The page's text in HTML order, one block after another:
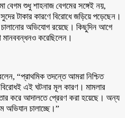
বেগম শুধু শাহনাজ বেগমের সঙ্গেই নয়,
টাকার কারণে বিরোধে জড়িয়ে পড়েছেন।
চালানোর অভিযোগ রয়েছে। কিছুদিন আগে
মানববন্ধনও করেছিলেন।
“প্রাথমিক তদন্তে আমরা নিশ্চিত
বিরোধই এই ঘটনার মূল কারণ। মামলার
করে আদালতে প্রেরণ করা হয়েছে। অন্য
অভিযান চালাচ্ছে।”